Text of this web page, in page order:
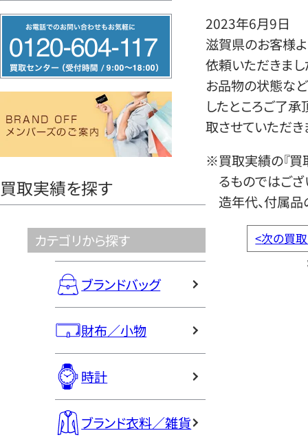
リ
ー
ヤ
買取実績を探す
カテゴリから探す
ブランドバッグ
財布／小物
時計
ブランド衣料／雑貨
2023年6月9日
滋賀県のお客様
依頼いただきまし
お品物の状態など
したところご了
取させていただき
※買取実績の『買
るものではござ
造年代、付属品
<次の買